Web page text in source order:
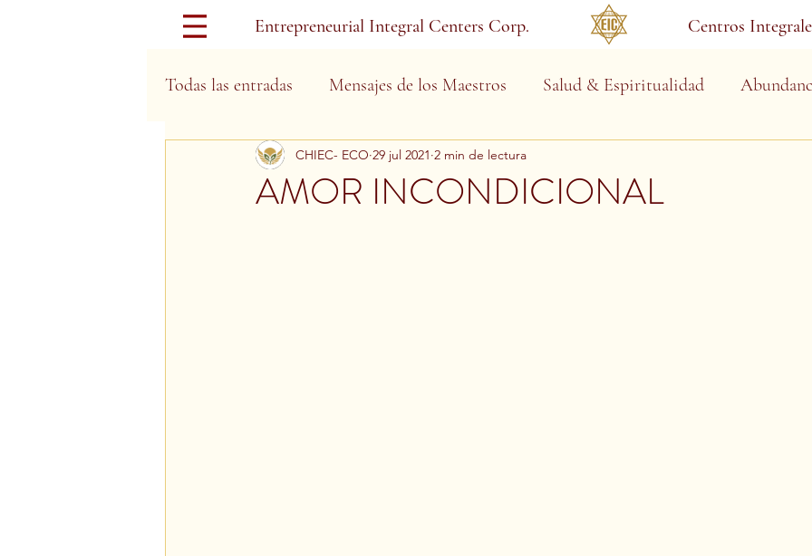
Entrepreneurial Integral Centers Corp. Centros
Todas las entradas Mensajes de los Maestros Salud & Espiritualidad
Días Festivos
AMOR INCONDICIONAL
CHIEC- ECO 29 jul 2021 2 min de lectura